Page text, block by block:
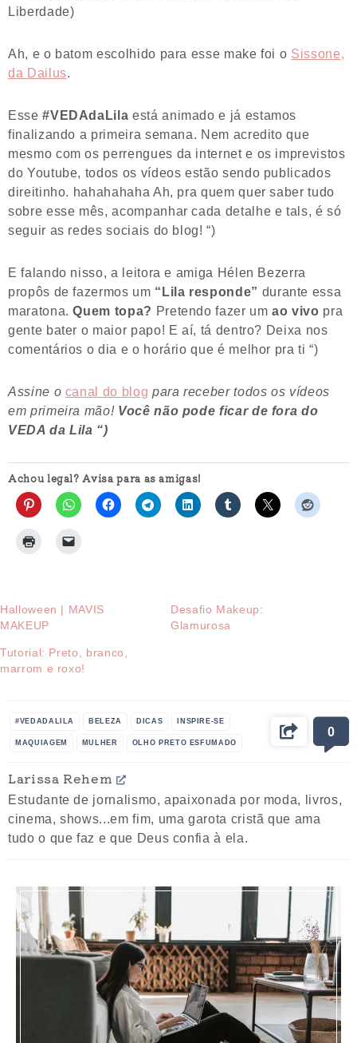
Liberdade)
Ah, e o batom escolhido para esse make foi o Sissone,
da Dailus.
Esse#VEDAdaLila está animado e já estamos
finalizando a primeira semana. Nem acredito que
mesmo com os perrengues da internet e os imprevistos
do Youtube, todos os vídeos estão sendo publicados
direitinho. hahahahaha Ah, pra quem quer saber tudo
sobre esse mês, acompanhar cada detalhe e tals, é só
seguir as redes sociais do blog! “)
E falando nisso, a leitora e amiga Hélen Bezerra
propôs de fazermos um “Lila responde” durante essa
maratona.Quem topa? Pretendo fazer umao vivo pra
gente bater o maior papo! E aí, tá dentro? Deixa nos
comentários o dia e o horário que é melhor pra ti “)
Assine o canal do blog para receber todos os vídeos
em primeira mão! Você não pode ficar de fora do
VEDA da Lila “)
Achou legal? Avisa para as amigas!
Halloween | MAVIS
MAKEUP
Desafio Makeup:
Glamurosa
Tutorial: Preto, branco,
marrom e roxo!
#VEDADALILA BELEZA DICAS INSPIRE-SE
MAQUIAGEM MULHER OLHO PRETO ESFUMADO
0
Larissa Rehem
Estudante de jornalismo, apaixonada por moda, livros,
cinema, shows...em fim, uma garota cristã que ama
tudo o que faz e que Deus confia à ela.